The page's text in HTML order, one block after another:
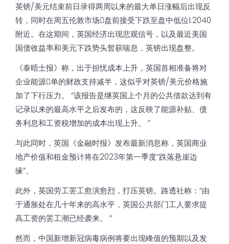
英镑/美元结束前日录得两周以来的最大单日涨幅后出现反
转，同时在周五伦敦市场𫔭盘前接受下跌至盘中低位1.2040
附近。在这期间，英国经济出现悲观信号，以及最近美国
国债收益率和美元下跌势头暂获喘息，英镑出现盘整。
《泰晤士报》称，出于担忧成本上升，英国首相准备将对
企业能源𧹔单的财政支持减半，这似乎对英镑/美元价格施
加了下行压力。 “该报告是继英国上个月的公共借款达到有
记录以来的最高水平之后发布的，这反映了能源补贴、债
务利息和工资税增加的成本出现上升。 ”
与此同时，英国《金融时报》发布最新消息称，英国商业
地产价值和租金预计将在2023年第一季度“跌落悬崖边
缘”。
此外，英国劳工罢工愈演愈烈，打压英镑。路透社称：“由
于通胀处在几十年来的高水平，英国公共部门工人要求提
高工资的罢工潮已经袭来。 ”
然而，中国新增新冠病毒病例将要出现峰值的预期以及发